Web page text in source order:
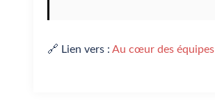
🔗 Lien vers :Au cœur des équipes